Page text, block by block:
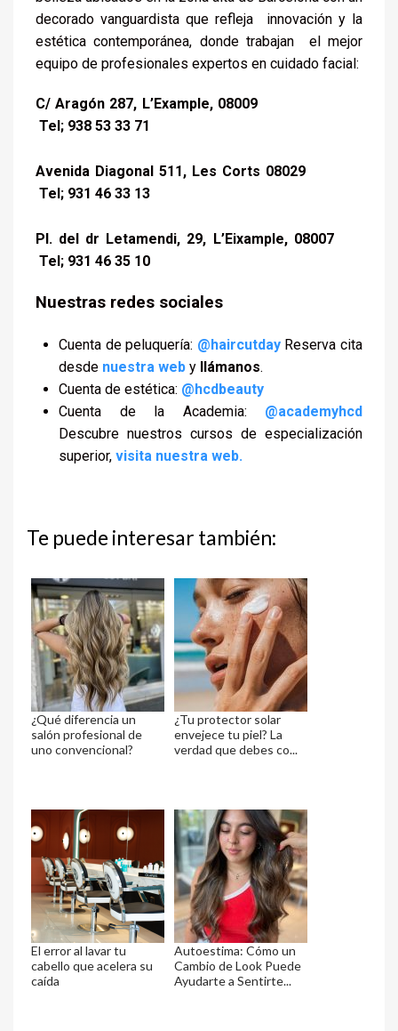
decorado vanguardista que refleja innovación y la
estética contemporánea, donde trabajan el mejor
equipo de profesionales expertos en cuidado facial :
C/ Aragón 287, L’Example, 08009
Tel; 938 53 33 71
Avenida Diagonal 511, Les Corts 08029
Tel; 931 46 33 13
Pl. del dr Letamendi, 29, L’Eixample, 08007
Tel; 931 46 35 10
Nuestras redes sociales
Cuenta de peluquería: @haircutdayReserva cita
desde nuestra web y llámanos.
Cuenta de estética: @hcdbeauty
Cuenta de la Academia: @academyhcd
Descubre nuestros cursos de especialización
superior, visita nuestra web.
Te puede interesar también:
¿Qué diferencia un
salón profesional de
uno convencional?
¿Tu protector solar
envejece tu piel? La
verdad que debes co...
El error al lavar tu
cabello que acelera su
caída
Autoestima: Cómo un
Cambio de Look Puede
Ayudarte a Sentirte...